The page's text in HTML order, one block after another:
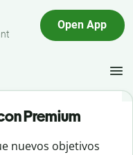
Open App
Premium
nuevos objetivos